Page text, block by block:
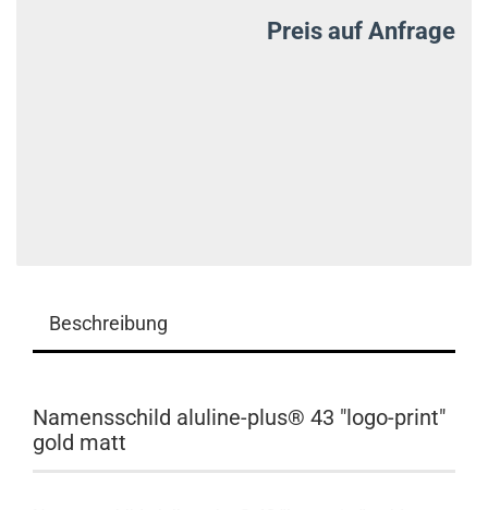
Preis auf Anfrage
Beschreibung
Namensschild aluline-plus® 43 "logo-print"
gold matt